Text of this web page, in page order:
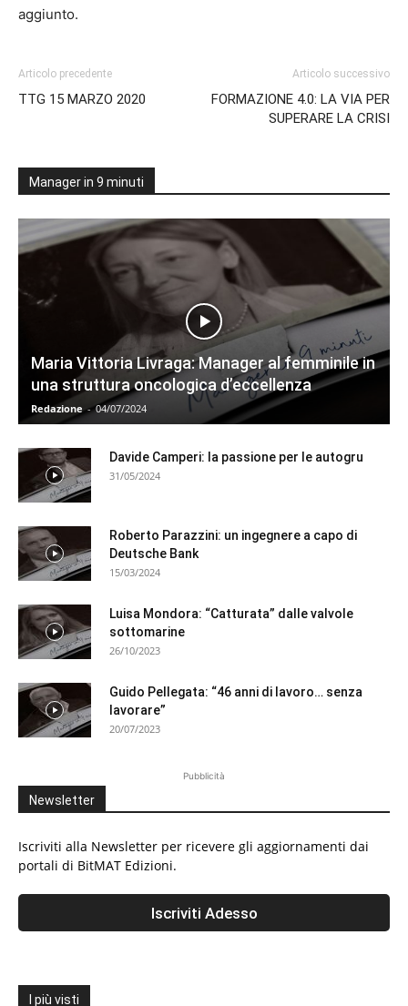
aggiunto.
Articolo precedente
TTG 15 MARZO 2020
Articolo successivo
FORMAZIONE 4.0: LA VIA PER
SUPERARE LA CRISI
Manager in 9 minuti
Maria Vittoria Livraga: Manager al femminile in
una struttura oncologica d’eccellenza
Redazione - 04/07/2024
Davide Camperi: la passione per le autogru
31/05/2024
Roberto Parazzini: un ingegnere a capo di
Deutsche Bank
15/03/2024
Luisa Mondora: “Catturata” dalle valvole
sottomarine
26/10/2023
Guido Pellegata: “46 anni di lavoro… senza
lavorare”
20/07/2023
Pubblicità
Newsletter
Iscriviti alla Newsletter per ricevere gli aggiornamenti dai
portali di BitMAT Edizioni.
I più visti